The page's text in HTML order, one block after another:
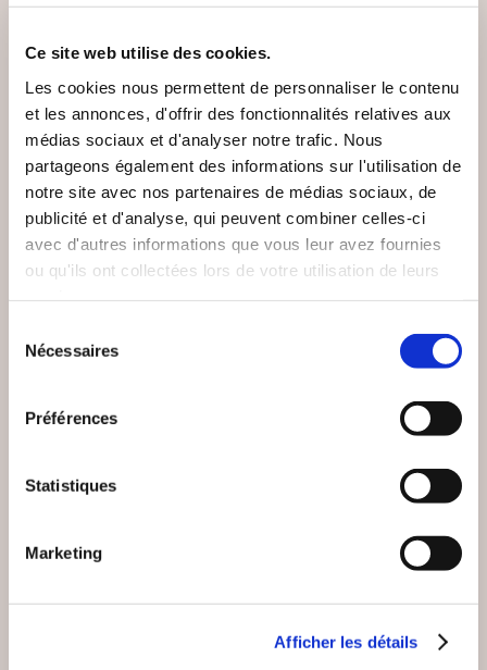
Ce site web utilise des cookies.
Les cookies nous permettent de personnaliser le contenu
et les annonces, d'offrir des fonctionnalités relatives aux
médias sociaux et d'analyser notre trafic. Nous
partageons également des informations sur l'utilisation de
notre site avec nos partenaires de médias sociaux, de
publicité et d'analyse, qui peuvent combiner celles-ci
avec d'autres informations que vous leur avez fournies
ou qu'ils ont collectées lors de votre utilisation de leurs
Nécessaires
Préférences
Statistiques
Marketing
Afficher les détails
Gilles FIOLET
(0 avis)
Simone COLLINE